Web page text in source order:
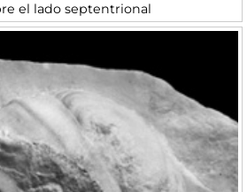
el lado septentrional